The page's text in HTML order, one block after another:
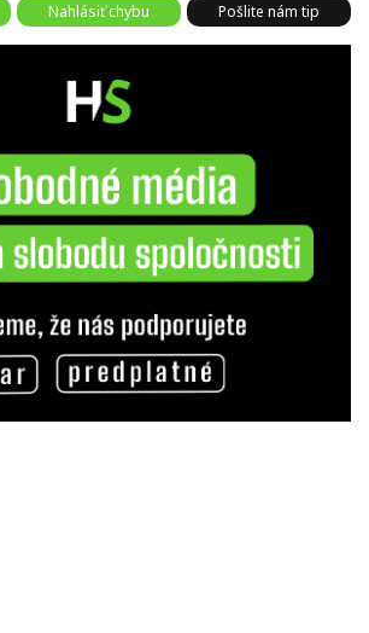
Nahlásiť chybu Pošlite nám tip